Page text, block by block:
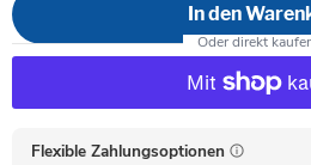
In den
Flexible Zahlungsoptionen